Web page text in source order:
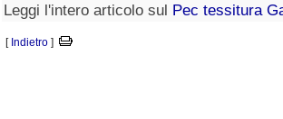
Leggi l'intero articolo sul Pec tessitura
[ Indietro ]